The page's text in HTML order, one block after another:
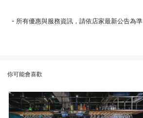
- 所有優惠與服務資訊，請依店家最新公告為準
你可能會喜歡